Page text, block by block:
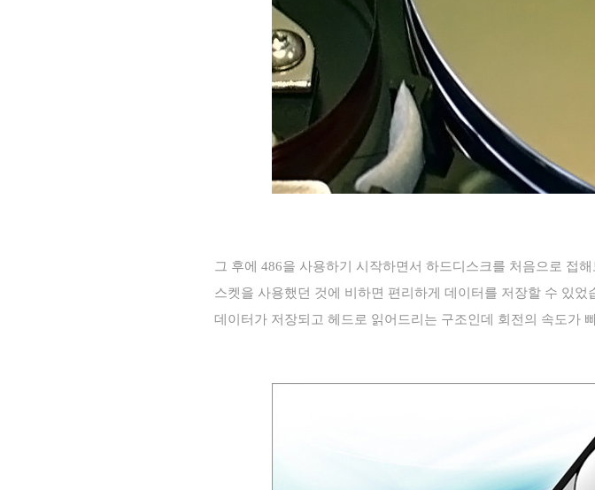
그 후에 486을 사용하기 시작하면서 하드디스크를 처음으로 접해
스켓을 사용했던 것에 비하면 편리하게 데이터를 저장할 수 있었
데이터가 저장되고 헤드로 읽어드리는 구조인데 회전의 속도가